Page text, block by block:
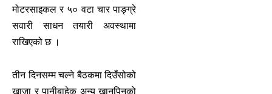
मोटरसाइकल र ५० वटा चार पाङ्ग्रे
सवारी साधन तयारी अवस्थामा
राखिएको छ ।
तीन दिनसम्म चल्ने बैठकमा दिउँसोको
खाजा र पानीबाहेक अन्य खानपिनको